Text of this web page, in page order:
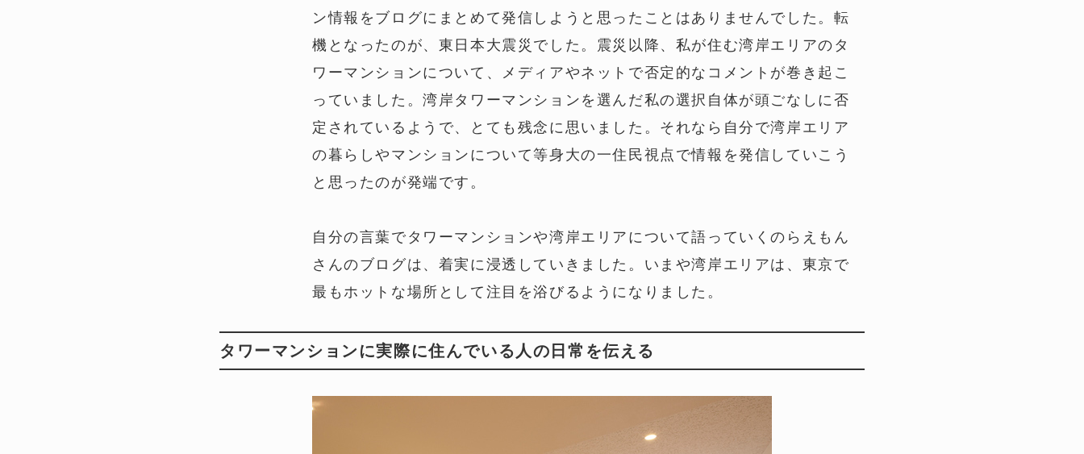
ン情報をブログにまとめて発信しようと思ったことはありませんでした。転
機となったのが、東日本大震災でした。震災以降、私が住む湾岸エリアのタ
ワーマンションについて、メディアやネットで否定的なコメントが巻き起こ
っていました。湾岸タワーマンションを選んだ私の選択自体が頭ごなしに否
定されているようで、とても残念に思いました。それなら自分で湾岸エリア
の暮らしやマンションについて等身大の一住民視点で情報を発信していこう
と思ったのが発端です。
自分の言葉でタワーマンションや湾岸エリアについて語っていくのらえもん
さんのブログは、着実に浸透していきました。いまや湾岸エリアは、東京で
最もホットな場所として注目を浴びるようになりました。
タワーマンションに実際に住んでいる人の日常を伝える